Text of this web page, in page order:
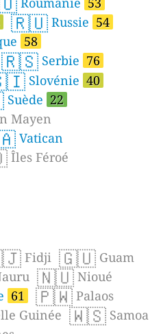
🇷🇺 Russie 54
58
🇷🇸 Serbie 76
Slovénie 40
Suède 22
Mayen
Vatican
Îles Féroé
Fidji 🇬🇺 Guam
🇳🇺 Nioué
61 🇵🇼 Palaos
Guinée 🇼🇸 Samoa